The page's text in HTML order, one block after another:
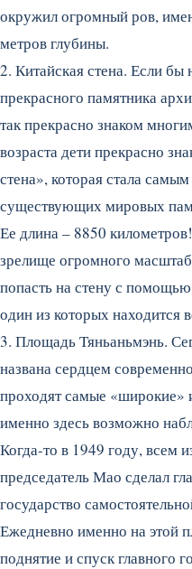
окружил огромный ров,
метров глубины.
2. Китайская стена. Если бы
прекрасного памятника
так прекрасно знаком
возраста дети прекрасно
стена», которая стала
существующих мировых
Ее длина – 8850
зрелище огромного
попасть на стену с помощью
один из которых находится
3. Площадь Тяньаньмэнь.
названа сердцем
проходят самые «широкие»
именно здесь возможно
Когда-то в 1949 году, всем
председатель Мао сделал
государство
Ежедневно именно на этой
поднятие и спуск главного